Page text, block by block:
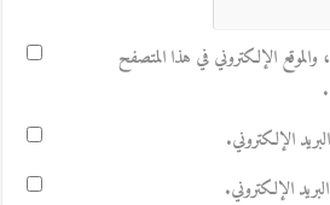
الإلكتروني في هذا المتصفح
الإلكتروني.
الإلكتروني.